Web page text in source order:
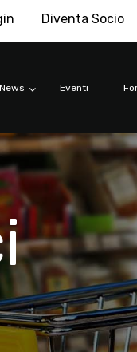
Diventa Socio
News Eventi